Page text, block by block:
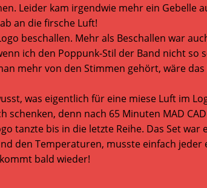
Leider kam irgendwie mehr ein
an die firsche Luft!
beschallen. Mehr als Beschallen war
ich den Poppunk-Stil der Band nicht so
mehr von den Stimmen gehört, wäre
was eigentlich für eine miese Luft im
denn nach 65 Minuten MAD
tanzte bis in die letzte Reihe. Das Set
den Temperaturen, musste einfach
bald wieder!